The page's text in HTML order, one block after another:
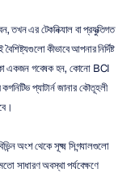
তখন এর টেকনিক্যাল বা প্রযুক্তিগত
কীভাবে আপনার নির্দিষ্ট
একজন গবেষক হন, কোনো BCI
প্যাটার্ন জানার কৌতূহলী
অংশ থেকে সূক্ষ্ম সিগন্যালগুলো
সাধারণ অবস্থা পর্যবেক্ষণে